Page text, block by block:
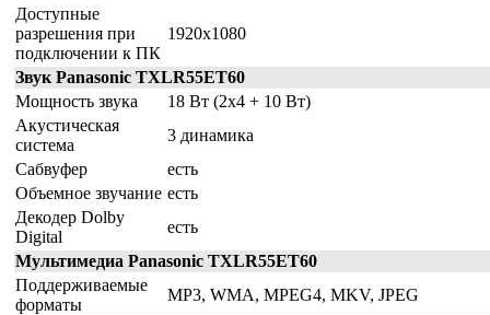
Доступные
разрешения при
подключении к ПК
1920x1080
Звук Panasonic TXLR55ET60
Мощность звука
18 Вт (2х4 + 10 Вт)
Акустическая
система
3 динамика
Сабвуфер
есть
Объемное звучание есть
Декодер Dolby
Digital
есть
Мультимедиа Panasonic TXLR55ET60
Поддерживаемые
форматы
MP3, WMA, MPEG4, MKV, JPEG